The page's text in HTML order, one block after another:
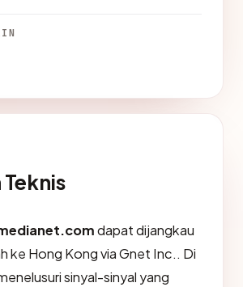
dapat dijangkau
ke Hong Kong via Gnet Inc.. Di
sinyal-sinyal yang